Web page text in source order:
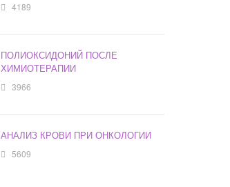
4189
ПОЛИОКСИДОНИЙ ПОСЛЕ
ХИМИОТЕРАПИИ
3966
АНАЛИЗ КРОВИ ПРИ ОНКОЛОГИИ
5609